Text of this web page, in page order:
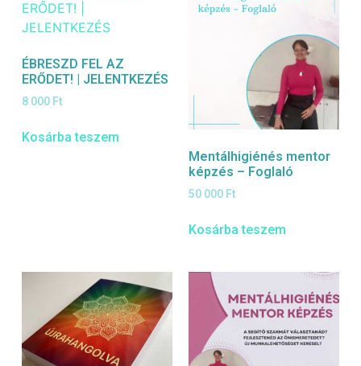
ÉBRESZD FEL AZ
ERŐDET! | JELENTKEZÉS
8 000 Ft
Kosárba teszem
Mentálhigiénés mentor
képzés – Foglaló
50 000 Ft
Kosárba teszem